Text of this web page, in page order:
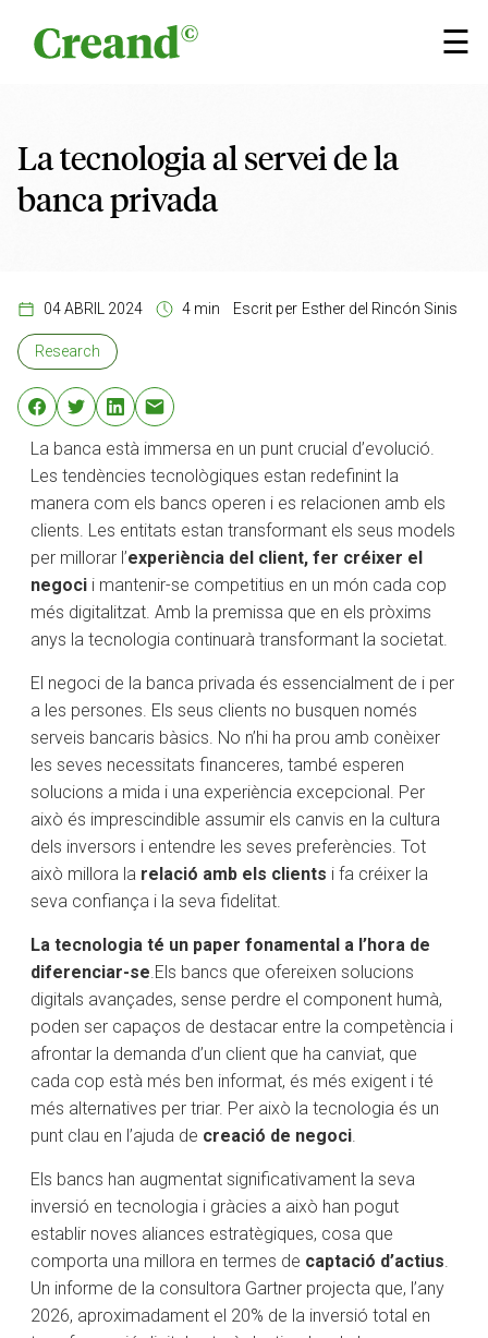
☰
×
La tecnologia al servei de la
banca privada
04 ABRIL 2024 4 min Escrit per Esther del Rincón Sinis
Research
La banca està immersa en un punt crucial d’evolució.
Les tendències tecnològiques estan redefinint la
manera com els bancs operen i es relacionen amb els
clients. Les entitats estan transformant els seus models
per millorar l’experiència del client, fer créixer el
negoci i mantenir-se competitius en un món cada cop
més digitalitzat. Amb la premissa que en els pròxims
anys la tecnologia continuarà transformant la societat.
El negoci de la banca privada és essencialment de i per
a les persones. Els seus clients no busquen només
serveis bancaris bàsics. No n’hi ha prou amb conèixer
les seves necessitats financeres, també esperen
solucions a mida i una experiència excepcional. Per
això és imprescindible assumir els canvis en la cultura
dels inversors i entendre les seves preferències. Tot
això millora la relació amb els clients i fa créixer la
seva confiança i la seva fidelitat.
La tecnologia té un paper fonamental a l’hora de
diferenciar-se.Els bancs que ofereixen solucions
digitals avançades, sense perdre el component humà,
poden ser capaços de destacar entre la competència i
afrontar la demanda d’un client que ha canviat, que
cada cop està més ben informat, és més exigent i té
més alternatives per triar. Per això la tecnologia és un
punt clau en l’ajuda de creació de negoci.
Els bancs han augmentat significativament la seva
inversió en tecnologia i gràcies a això han pogut
establir noves aliances estratègiques, cosa que
comporta una millora en termes de captació d’actius.
Un informe de la consultora Gartner projecta que, l’any
2026, aproximadament el 20% de la inversió total en